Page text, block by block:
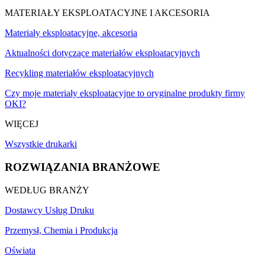
MATERIAŁY EKSPLOATACYJNE I AKCESORIA
Materiały eksploatacyjne, akcesoria
Aktualności dotyczące materiałów eksploatacyjnych
Recykling materiałów eksploatacyjnych
Czy moje materiały eksploatacyjne to oryginalne produkty firmy
OKI?
WIĘCEJ
Wszystkie drukarki
ROZWIĄZANIA BRANŻOWE
WEDŁUG BRANŻY
Dostawcy Usług Druku
Przemysł, Chemia i Produkcja
Oświata